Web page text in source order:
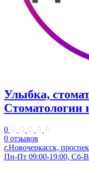
Улыбка,
Стоматологии
0
0 отзывов
г.Новочеркасск,
Пн-Пт 09:00-19:00, Сб-